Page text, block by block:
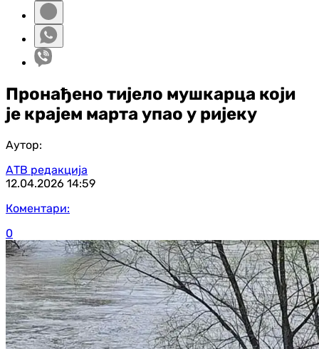
Пронађено тијело мушкарца који
је крајем марта упао у ријеку
Аутор:
АТВ редакција
12.04.2026 14:59
Коментари:
0